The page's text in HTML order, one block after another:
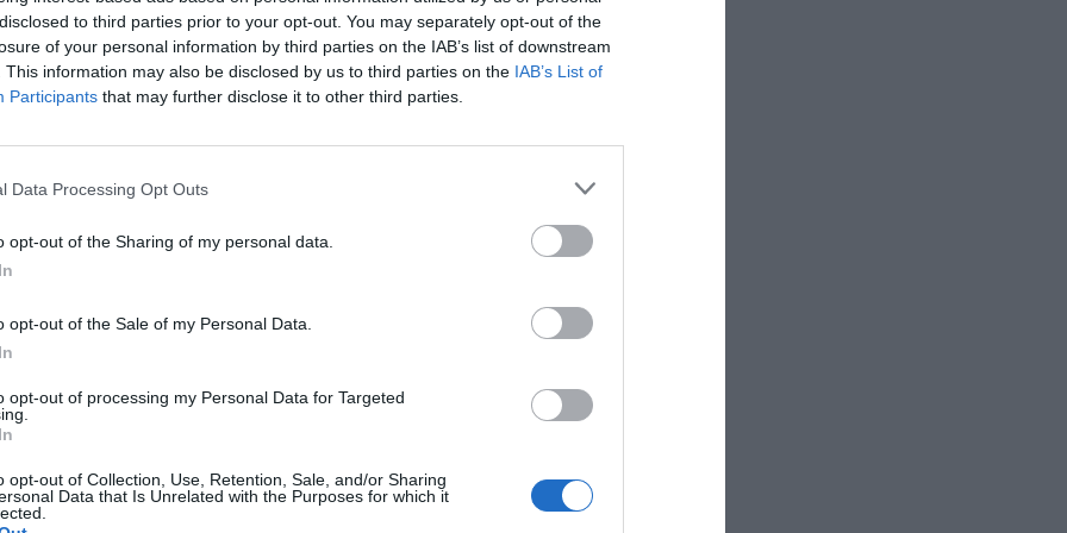
to third parties prior to your opt-out. You may separately opt-out of the
of your personal information by third parties on the IAB’s list of downstream
This information may also be disclosed by us to third parties on the IAB’s List of
Participants that may further disclose it to other third parties.
Data Processing Opt Outs
opt-out of the Sharing of my personal data.
opt-out of the Sale of my Personal Data.
opt-out of processing my Personal Data for Targeted
opt-out of Collection, Use, Retention, Sale, and/or Sharing
Data that Is Unrelated with the Purposes for which it
com el millor punt de trobada sectorial per
del vi”, apunta
el certamen “és una plataforma única de
d’on projectar internacionalment la qualitat i la
expositors han impulsat unes 8.000 reunions
estratègics com Alemanya, Regne Unit,
la Barcelona Wine Week calculen que
d'actualitat
ACTIVAR ARA